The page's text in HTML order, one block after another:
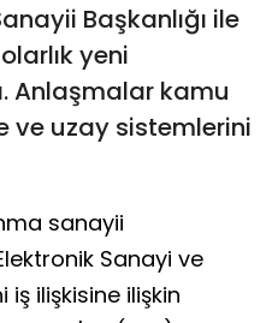
Başkanlığı ile
yeni
Anlaşmalar kamu
ve uzay sistemlerini
sanayii
Sanayi ve
iş ilişkisine ilişkin